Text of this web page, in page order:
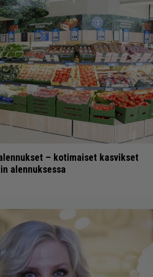
– kotimaiset kasvikset
alennuksessa